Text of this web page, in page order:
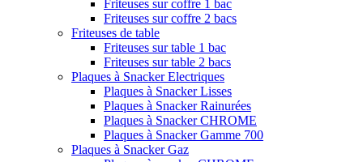
Friteuses sur coffre 1 bac
Friteuses sur coffre 2 bacs
Friteuses de table
Friteuses sur table 1 bac
Friteuses sur table 2 bacs
Plaques à Snacker Electriques
Plaques à Snacker Lisses
Plaques à Snacker Rainurées
Plaques à Snacker CHROME
Plaques à Snacker Gamme 700
Plaques à Snacker Gaz